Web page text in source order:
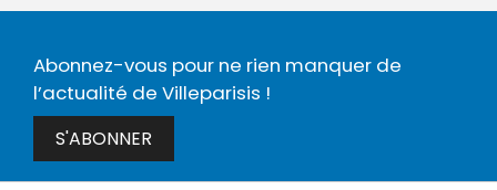
Abonnez-vous pour ne rien manquer de
l’actualité de Villeparisis !
S'ABONNER